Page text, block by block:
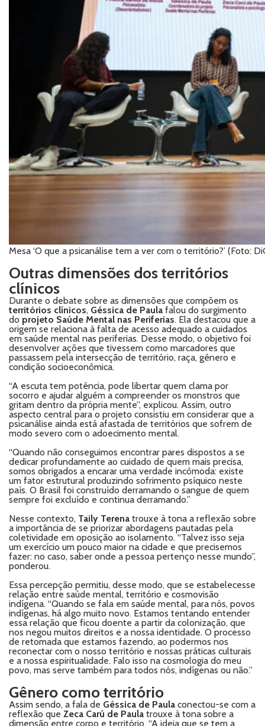
Mesa ‘O que a psicanálise tem a ver com o território?’ (Foto:
Outras dimensões dos territórios
clínicos
Durante o debate sobre as dimensões que compõem os
territórios clínicos, Géssica de Paula falou do surgimento
do projeto Saúde Mental nas Periferias. Ela destacou que a
origem se relaciona à falta de acesso adequado a cuidados
em saúde mental nas periferias. Desse modo, o objetivo foi
desenvolver ações que tivessem como marcadores que
passassem pela intersecção de território, raça, gênero e
condição socioeconômica.
“A escuta tem potência, pode libertar quem clama por
socorro e ajudar alguém a compreender os monstros que
gritam dentro da própria mente”, explicou. Assim, outro
aspecto central para o projeto consistiu em considerar que a
psicanálise ainda está afastada de territórios que sofrem de
modo severo com o adoecimento mental.
“Quando não conseguimos encontrar pares dispostos a se
dedicar profundamente ao cuidado de quem mais precisa,
somos obrigados a encarar uma verdade incômoda: existe
um fator estrutural produzindo sofrimento psíquico neste
país. O Brasil foi construído derramando o sangue de quem
sempre foi excluído e continua derramando.”
Nesse contexto, Taily Terena trouxe à tona a reflexão sobre
a importância de se priorizar abordagens pautadas pela
coletividade em oposição ao isolamento. “Talvez isso seja
um exercício um pouco maior na cidade e que precisemos
fazer: no caso, saber onde a pessoa pertenço nesse mundo”,
ponderou.
Essa percepção permitiu, desse modo, que se estabelecesse
relação entre saúde mental, território e cosmovisão
indígena. “Quando se fala em saúde mental, para nós, povos
indígenas, há algo muito novo. Estamos tentando entender
essa relação que ficou doente a partir da colonização, que
nos negou muitos direitos e a nossa identidade. O processo
de retomada que estamos fazendo, ao podermos nos
reconectar com o nosso território e nossas práticas culturais
e a nossa espiritualidade. Falo isso na cosmologia do meu
povo, mas serve também para todos nós, indígenas ou não.”
Gênero como território
Assim sendo, a fala de Géssica de Paula conectou-se com a
reflexão que Zeca Carú de Paula trouxe à tona sobre a
dimensão entre corpo e território. “A ideia que se tem a